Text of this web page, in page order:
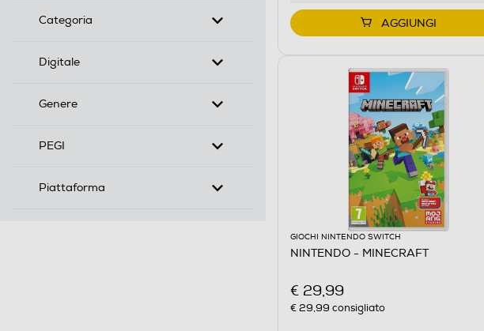
Categoria
Digitale
Genere
PEGI
Piattaforma
AGGIUNGI
GIOCHI NINTENDO SWITCH
NINTENDO - MINECRAFT
€ 29,99
€ 29,99 consigliato